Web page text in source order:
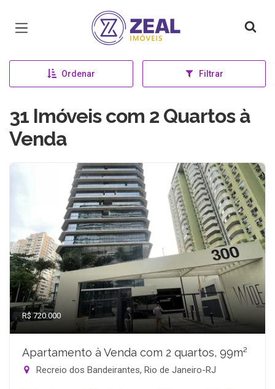
Página inicial
Ordenar Filtrar
31 Imóveis com 2 Quartos à
Venda
R$ 720.000
Apartamento à Venda com 2 quartos, 99m²
Recreio dos Bandeirantes, Rio de Janeiro-RJ